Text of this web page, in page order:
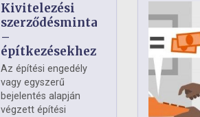
Kivitelezési
szerződésminta
–
építkezésekhez
Az építési engedély
vagy egyszerű
bejelentés alapján
végzett építési